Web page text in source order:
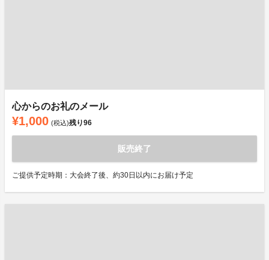
心からのお礼のメール
¥1,000 (税込)残り96
販売終了
ご提供予定時期：大会終了後、約30日以内にお届け予定